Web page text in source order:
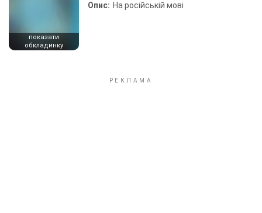
показати
обкладинку
Опис: На російській мові